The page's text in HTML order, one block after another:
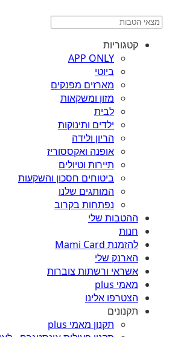
קטגוריות
APP ONLY
ביוטי
מארזים מפנקים
מזון ומשקאות
לבית
ילדים ותינוקות
הריון ולידה
אופנה ואקססוריז
תיירות וטיולים
ביטוחים חסכון והשקעות
המותגים שלנו
נפתחות בקרוב
ההטבות שלי
חנות
להזמנת Mami Card
הארנק שלי
אשראי ורשתות צוברות
מאמי plus
הצטרפו אלינו
תקנונים
תקנון מאמי plus